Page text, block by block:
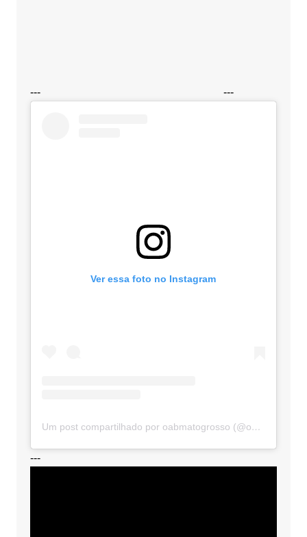
--- ---
Ver essa foto no Instagram
Um post compartilhado por oabmatogrosso (@oabmatogrosso)
---